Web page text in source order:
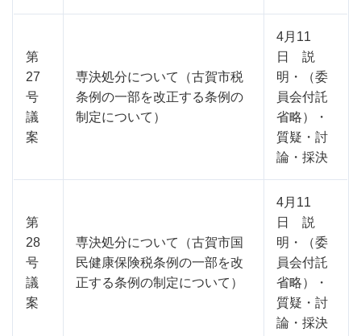
第
27
号
議
案
専決処分について（古賀市税
条例の一部を改正する条例の
制定について）
4月11
日 説
明・（委
員会付託
省略）・
質疑・討
論・採決
第
28
号
議
案
専決処分について（古賀市国
民健康保険税条例の一部を改
正する条例の制定について）
4月11
日 説
明・（委
員会付託
省略）・
質疑・討
論・採決